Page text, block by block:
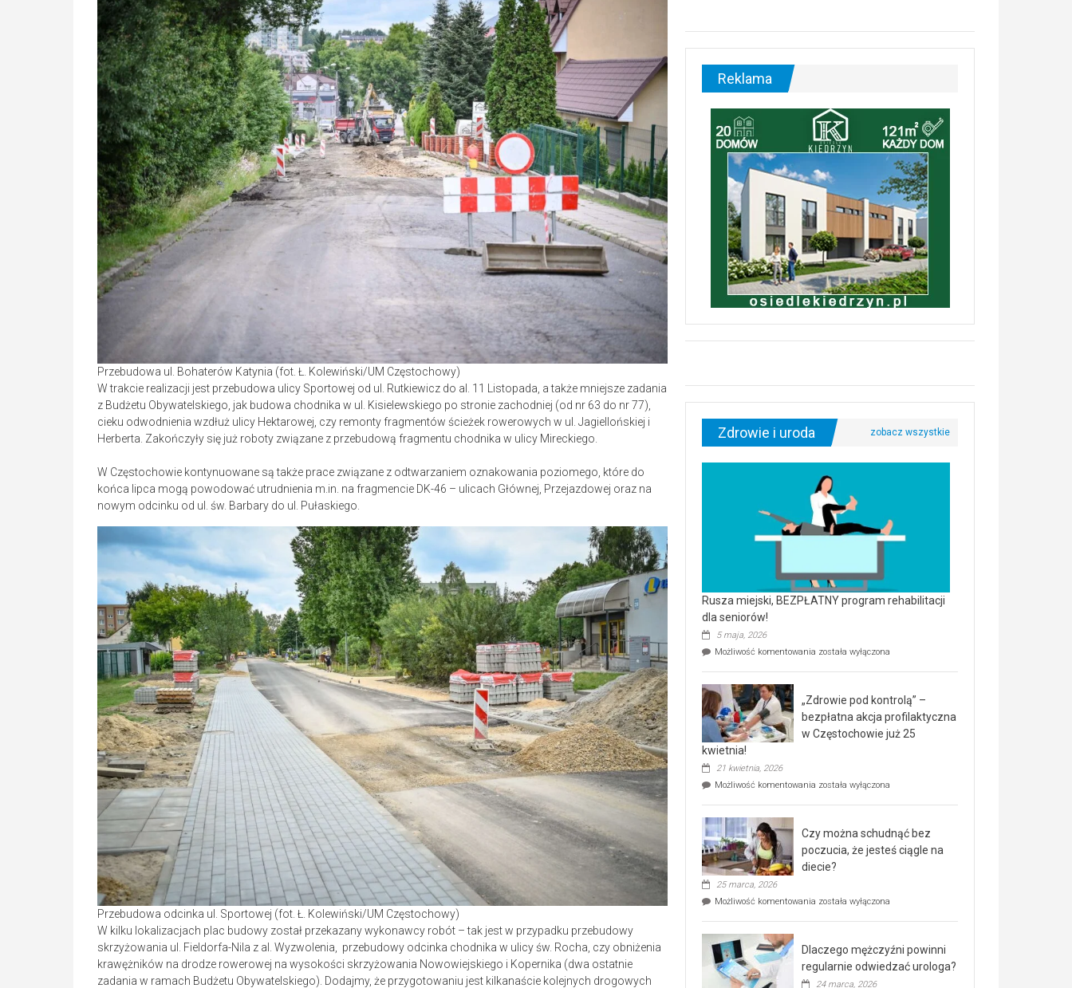
Przebudowa ul. Bohaterów Katynia (fot. Ł. Kolewiński/UM Częstochowy)
W trakcie realizacji jest przebudowa ulicy Sportowej od ul. Rutkiewicz do al. 11 Listopada, a także mniejsze zadania
z Budżetu Obywatelskiego, jak budowa chodnika w ul. Kisielewskiego po stronie zachodniej (od nr 63 do nr 77),
cieku odwodnienia wzdłuż ulicy Hektarowej, czy remonty fragmentów ścieżek rowerowych w ul. Jagiellońskiej i
Herberta. Zakończyły się już roboty związane z przebudową fragmentu chodnika w ulicy Mireckiego.
W Częstochowie kontynuowane są także prace związane z odtwarzaniem oznakowania poziomego, które do
końca lipca mogą powodować utrudnienia m.in. na fragmencie DK-46 – ulicach Głównej, Przejazdowej oraz na
nowym odcinku od ul. św. Barbary do ul. Pułaskiego.
Przebudowa odcinka ul. Sportowej (fot. Ł. Kolewiński/UM Częstochowy)
W kilku lokalizacjach plac budowy został przekazany wykonawcy robót – tak jest w przypadku przebudowy
skrzyżowania ul. Fieldorfa-Nila z al. Wyzwolenia, przebudowy odcinka chodnika w ulicy św. Rocha, czy obniżenia
krawężników na drodze rowerowej na wysokości skrzyżowania Nowowiejskiego i Kopernika (dwa ostatnie
zadania w ramach Budżetu Obywatelskiego). Dodajmy, że przygotowaniu jest kilkanaście kolejnych drogowych
Reklama
Zdrowie i uroda
Rusza miejski, BEZPŁATNY program rehabilitacji
dla seniorów!
5 maja, 2026
Możliwość komentowania Rusza
rehabilitacji
dla
seniorów!
została wyłączona
„Zdrowie pod kontrolą” –
bezpłatna akcja profilaktyczna
w Częstochowie już 25
kwietnia!
21 kwietnia, 2026
Możliwość komentowania „Zdrowie
bezpłatna
akcja
profilaktyczna
w
już
kwietnia!
została wyłączona
Czy można schudnąć bez
poczucia, że jesteś ciągle na
diecie?
25 marca, 2026
Możliwość komentowania Czy
poczucia,
że
została wyłączona
Dlaczego mężczyźni powinni
regularnie odwiedzać urologa?
24 marca, 2026